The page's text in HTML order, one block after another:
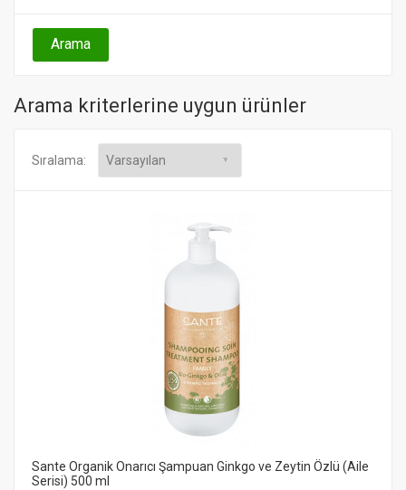
Arama kriterlerine uygun ürünler
Sıralama:
Sante Organik Onarıcı Şampuan Ginkgo ve Zeytin Özlü (Aile
Serisi) 500 ml